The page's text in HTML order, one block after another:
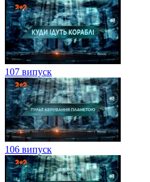
107 випуск
106 випуск